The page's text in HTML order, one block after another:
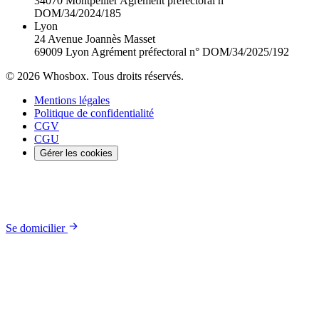
DOM/34/2024/185
Lyon
24 Avenue Joannès Masset
69009 Lyon Agrément préfectoral n° DOM/34/2025/192
© 2026 Whosbox. Tous droits réservés.
Mentions légales
Politique de confidentialité
CGV
CGU
Gérer les cookies
Se domicilier